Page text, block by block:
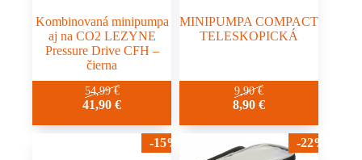
Kombinovaná minipumpa
aj na CO2 LEZYNE
Pressure Drive CFH –
čierna
54,99€
41,90€
MINIPUMPA COMPACT
TELESKOPICKÁ
9,90€
8,90€
-15% -22%